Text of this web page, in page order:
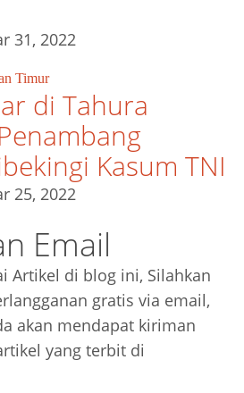
31, 2022
Timur
di Tahura
Kasum TNI
25, 2022
Email
Artikel di blog ini, Silahkan
gratis via email,
akan mendapat kiriman
yang terbit di